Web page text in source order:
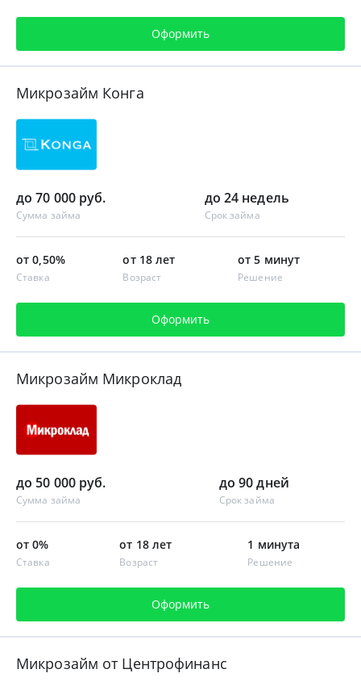
Оформить
Микрозайм Конга
до 70 000 руб.
Сумма займа
до 24 недель
Срок займа
от 0,50%
Ставка
от 18 лет
Возраст
от 5 минут
Решение
Оформить
Микрозайм Микроклад
до 50 000 руб.
Сумма займа
до 90 дней
Срок займа
от 0%
Ставка
от 18 лет
Возраст
1 минута
Решение
Оформить
Микрозайм от Центрофинанс